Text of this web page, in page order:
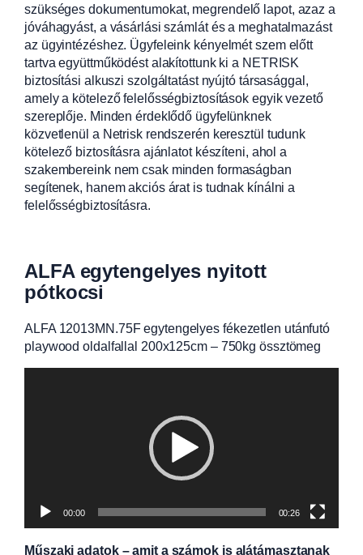
szükséges dokumentumokat, megrendelő lapot, azaz a
jóváhagyást, a vásárlási számlát és a meghatalmazást
az ügyintézéshez. Ügyfeleink kényelmét szem előtt
tartva együttműködést alakítottunk ki a NETRISK
biztosítási alkuszi szolgáltatást nyújtó társasággal,
amely a kötelező felelősségbiztosítások egyik vezető
szereplője. Minden érdeklődő ügyfelünknek
közvetlenül a Netrisk rendszerén keresztül tudunk
kötelező biztosításra ajánlatot készíteni, ahol a
szakembereink nem csak minden formaságban
segítenek, hanem akciós árat is tudnak kínálni a
felelősségbiztosításra.
ALFA egytengelyes nyitott
pótkocsi
ALFA 12013MN.75F egytengelyes fékezetlen utánfutó
playwood oldalfallal 200x125cm – 750kg össztömeg
00:00 00:26
Műszaki adatok – amit a számok is alátámasztanak